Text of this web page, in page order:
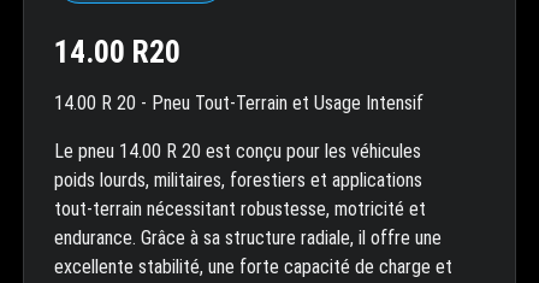
14.00 R20
14.00 R 20 - Pneu Tout-Terrain et Usage Intensif
Le pneu 14.00 R 20 est conçu pour les véhicules
poids lourds, militaires, forestiers et applications
tout-terrain nécessitant robustesse, motricité et
endurance. Grâce à sa structure radiale, il offre une
excellente stabilité, une forte capacité de charge et